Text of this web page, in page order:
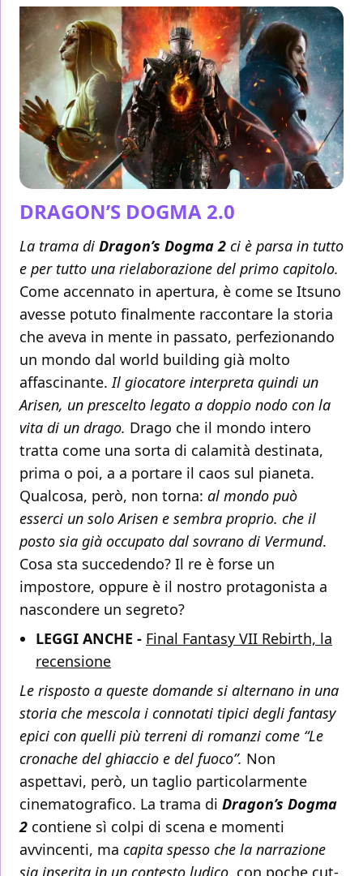
DRAGON’S DOGMA 2.0
La trama di Dragon’s Dogma 2 ci è parsa in tutto
e per tutto una rielaborazione del primo capitolo.
Come accennato in apertura, è come se Itsuno
avesse potuto finalmente raccontare la storia
che aveva in mente in passato, perfezionando
un mondo dal world building già molto
affascinante. Il giocatore interpreta quindi un
Arisen, un prescelto legato a doppio nodo con la
vita di un drago. Drago che il mondo intero
tratta come una sorta di calamità destinata,
prima o poi, a a portare il caos sul pianeta.
Qualcosa, però, non torna: al mondo può
esserci un solo Arisen e sembra proprio. che il
posto sia già occupato dal sovrano di Vermund.
Cosa sta succedendo? Il re è forse un
impostore, oppure è il nostro protagonista a
nascondere un segreto?
LEGGI ANCHE - Final Fantasy VII Rebirth, la
recensione
Le risposto a queste domande si alternano in una
storia che mescola i connotati tipici degli fantasy
epici con quelli più terreni di romanzi come “Le
cronache del ghiaccio e del fuoco”. Non
aspettavi, però, un taglio particolarmente
cinematografico. La trama di Dragon’s Dogma
2 contiene sì colpi di scena e momenti
avvincenti, ma capita spesso che la narrazione